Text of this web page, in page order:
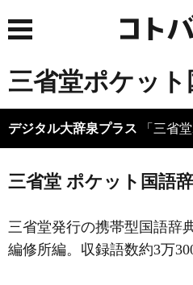
三省堂ポケット
デジタル大辞泉プラス 「三省
三省堂 ポケット国語
三省堂発行の携帯型国語辞
編修所編。収録語数約3万